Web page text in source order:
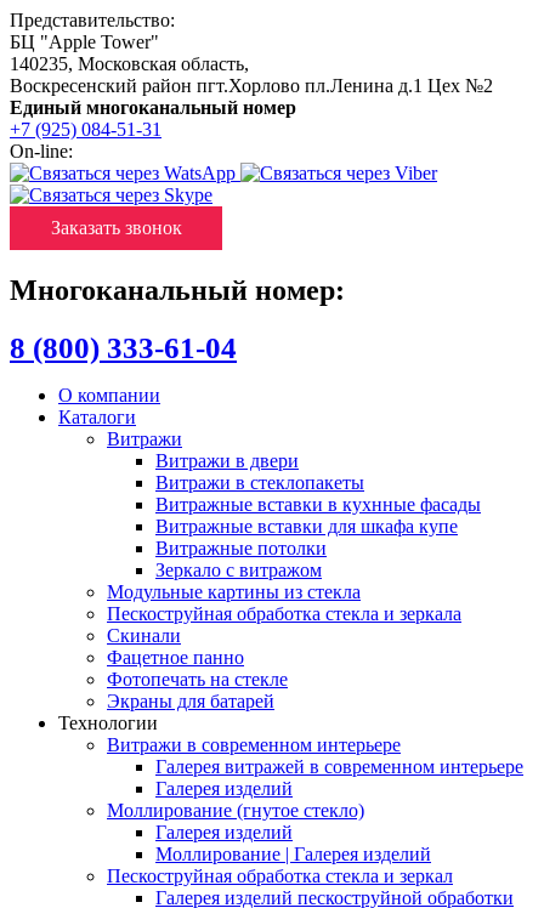
Представительство:
БЦ "Apple Tower"
140235, Московская область,
Воскресенский район пгт.Хорлово пл.Ленина д.1 Цех №2
Единый многоканальный номер
+7 (925) 084-51-31
On-line:
Заказать звонок
Многоканальный номер:
8 (800) 333-61-04
О компании
Каталоги
Витражи
Витражи в двери
Витражи в стеклопакеты
Витражные вставки в кухнные фасады
Витражные вставки для шкафа купе
Витражные потолки
Зеркало с витражом
Модульные картины из стекла
Пескоструйная обработка стекла и зеркала
Скинали
Фацетное панно
Фотопечать на стекле
Экраны для батарей
Технологии
Витражи в современном интерьере
Галерея витражей в современном интерьере
Галерея изделий
Моллирование (гнутое стекло)
Галерея изделий
Моллирование | Галерея изделий
Пескоструйная обработка стекла и зеркал
Галерея изделий пескоструйной обработки